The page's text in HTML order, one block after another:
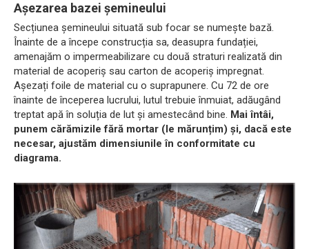
Așezarea bazei șemineului
Secțiunea șemineului situată sub focar se numește bază.
Înainte de a începe construcția sa, deasupra fundației,
amenajăm o impermeabilizare cu două straturi realizată din
material de acoperiș sau carton de acoperiș impregnat.
Așezați foile de material cu o suprapunere. Cu 72 de ore
înainte de începerea lucrului, lutul trebuie înmuiat, adăugând
treptat apă în soluția de lut și amestecând bine. Mai întâi,
punem cărămizile fără mortar (le mărunțim) și, dacă este
necesar, ajustăm dimensiunile în conformitate cu
diagrama.